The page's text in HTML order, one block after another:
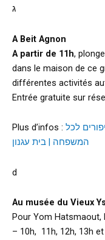
ג
A Beit Agnon
A partir de 11h,
dans le maison de ce
différentes activités
Entrée gratuite sur
Plus d’infos : לכל
המשפחה | בית עגנון
d
Au musée du Vieux
Pour Yom Hatsmaout,
– 10h, 11h, 12h, 13h